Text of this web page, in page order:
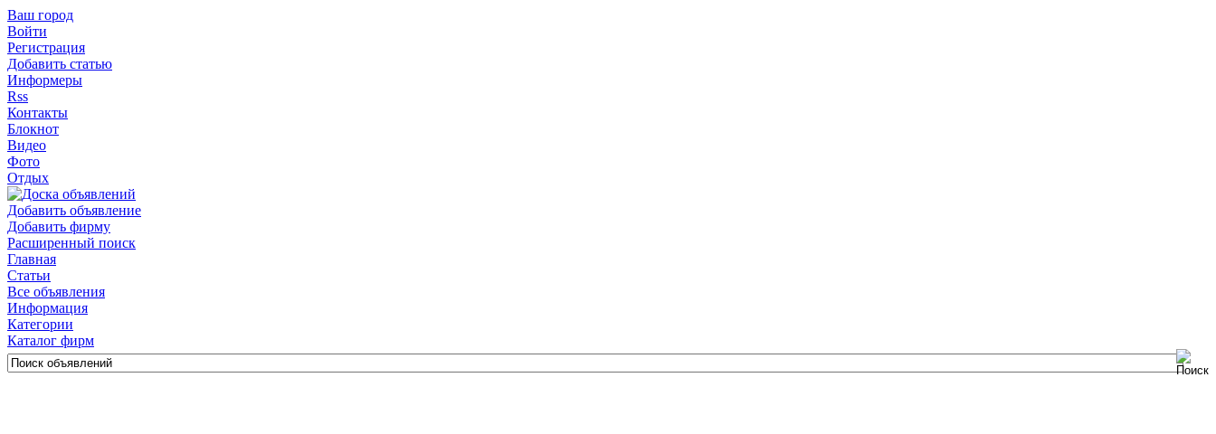
Ваш город
Войти
Регистрация
Добавить статью
Информеры
Rss
Контакты
Блокнот
Видео
Фото
Отдых
Добавить объявление
Добавить фирму
Расширенный поиск
Главная
Статьи
Все объявления
Информация
Категории
Каталог фирм